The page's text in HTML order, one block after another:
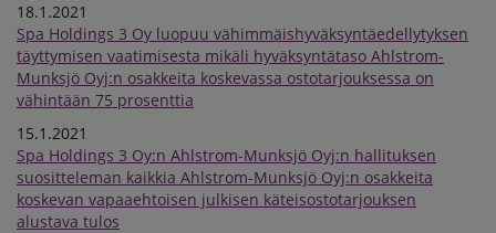
18.1.2021
Spa Holdings 3 Oy luopuu vähimmäishyväksyntäedellytyksen
täyttymisen vaatimisesta mikäli hyväksyntätaso Ahlstrom-
Munksjö Oyj:n osakkeita koskevassa ostotarjouksessa on
vähintään 75 prosenttia
15.1.2021
Spa Holdings 3 Oy:n Ahlstrom-Munksjö Oyj:n hallituksen
suositteleman kaikkia Ahlstrom-Munksjö Oyj:n osakkeita
koskevan vapaaehtoisen julkisen käteisostotarjouksen
alustava tulos